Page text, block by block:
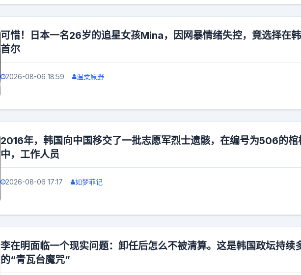
可惜！日本一名26岁的追星女孩Mina，因网暴情绪失控，竟选择在
首尔
2026-08-06 18:59 温柔原野
2016年，韩国向中国移交了一批志愿军烈士遗骸，在编号为506的棺
中，工作人员
2026-08-06 17:17 如梦菲记
李在明面临一个现实问题：卸任后怎么不被清算。这是韩国政坛持续
的“青瓦台魔咒”